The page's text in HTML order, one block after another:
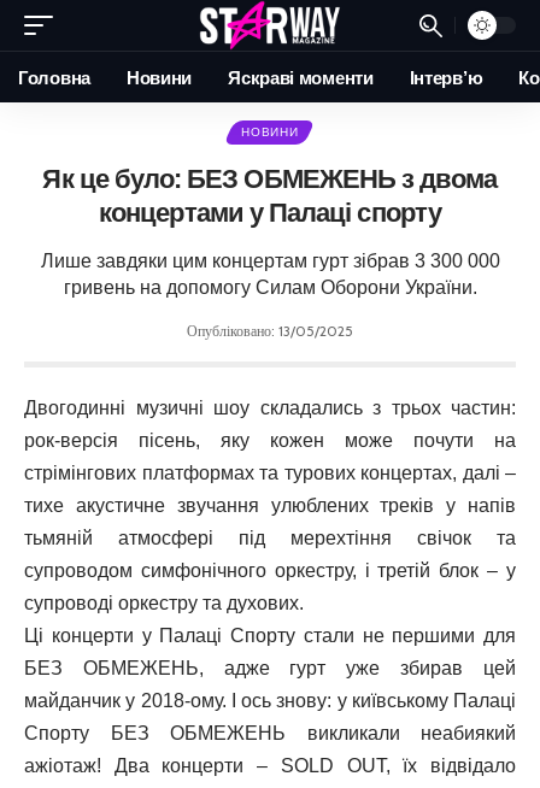
Головна Новини Яскраві моменти Інтерв’ю
НОВИНИ
Як це було: БЕЗ ОБМЕЖЕНЬ з двома
концертами у Палаці спорту
Лише завдяки цим концертам гурт зібрав 3 300 000
гривень на допомогу Силам Оборони України.
Опубліковано: 13/05/2025
Двогодинні музичні шоу складались з трьох частин:
рок-версія пісень, яку кожен може почути на
стрімінгових платформах та турових концертах, далі –
тихе акустичне звучання улюблених треків у напів
тьмяній атмосфері під мерехтіння свічок та
супроводом симфонічного оркестру, і третій блок – у
супроводі оркестру та духових.
Ці концерти у Палаці Спорту стали не першими для
БЕЗ ОБМЕЖЕНЬ, адже гурт уже збирав цей
майданчик у 2018-ому. І ось знову: у київському Палаці
Спорту БЕЗ ОБМЕЖЕНЬ викликали неабиякий
ажіотаж! Два концерти – SOLD OUT, їх відвідало